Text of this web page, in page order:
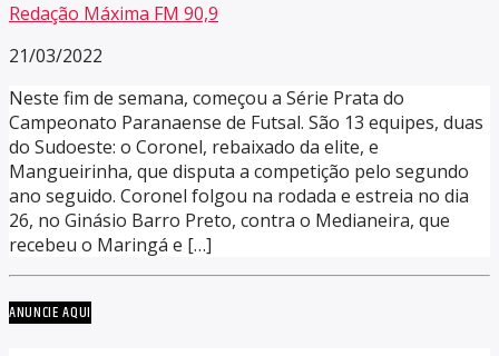
Redação Máxima FM 90,9
21/03/2022
Neste fim de semana, começou a Série Prata do
Campeonato Paranaense de Futsal. São 13 equipes, duas
do Sudoeste: o Coronel, rebaixado da elite, e
Mangueirinha, que disputa a competição pelo segundo
ano seguido. Coronel folgou na rodada e estreia no dia
26, no Ginásio Barro Preto, contra o Medianeira, que
recebeu o Maringá e […]
ANUNCIE AQUI